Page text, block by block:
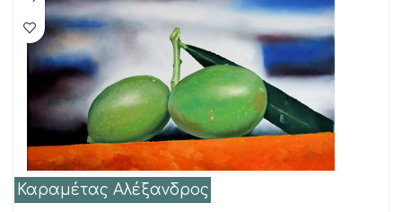
Καραμέτας Αλέξανδρος